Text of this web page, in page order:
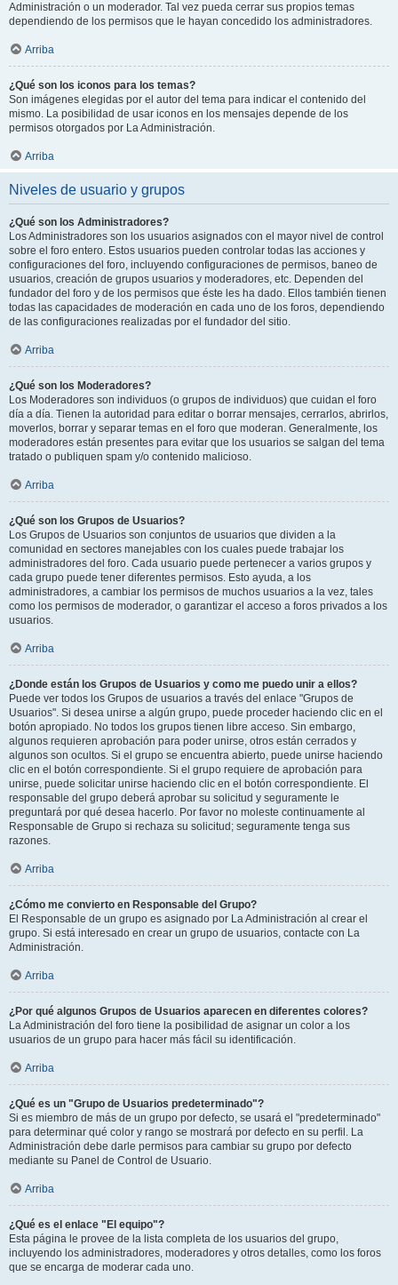
Administración o un moderador. Tal vez pueda cerrar sus propios temas
dependiendo de los permisos que le hayan concedido los administradores.
Arriba
¿Qué son los iconos para los temas?
Son imágenes elegidas por el autor del tema para indicar el contenido del
mismo. La posibilidad de usar iconos en los mensajes depende de los
permisos otorgados por La Administración.
Arriba
Niveles de usuario y grupos
¿Qué son los Administradores?
Los Administradores son los usuarios asignados con el mayor nivel de control
sobre el foro entero. Estos usuarios pueden controlar todas las acciones y
configuraciones del foro, incluyendo configuraciones de permisos, baneo de
usuarios, creación de grupos usuarios y moderadores, etc. Dependen del
fundador del foro y de los permisos que éste les ha dado. Ellos también tienen
todas las capacidades de moderación en cada uno de los foros, dependiendo
de las configuraciones realizadas por el fundador del sitio.
Arriba
¿Qué son los Moderadores?
Los Moderadores son individuos (o grupos de individuos) que cuidan el foro
día a día. Tienen la autoridad para editar o borrar mensajes, cerrarlos, abrirlos,
moverlos, borrar y separar temas en el foro que moderan. Generalmente, los
moderadores están presentes para evitar que los usuarios se salgan del tema
tratado o publiquen spam y/o contenido malicioso.
Arriba
¿Qué son los Grupos de Usuarios?
Los Grupos de Usuarios son conjuntos de usuarios que dividen a la
comunidad en sectores manejables con los cuales puede trabajar los
administradores del foro. Cada usuario puede pertenecer a varios grupos y
cada grupo puede tener diferentes permisos. Esto ayuda, a los
administradores, a cambiar los permisos de muchos usuarios a la vez, tales
como los permisos de moderador, o garantizar el acceso a foros privados a los
usuarios.
Arriba
¿Donde están los Grupos de Usuarios y como me puedo unir a ellos?
Puede ver todos los Grupos de usuarios a través del enlace "Grupos de
Usuarios". Si desea unirse a algún grupo, puede proceder haciendo clic en el
botón apropiado. No todos los grupos tienen libre acceso. Sin embargo,
algunos requieren aprobación para poder unirse, otros están cerrados y
algunos son ocultos. Si el grupo se encuentra abierto, puede unirse haciendo
clic en el botón correspondiente. Si el grupo requiere de aprobación para
unirse, puede solicitar unirse haciendo clic en el botón correspondiente. El
responsable del grupo deberá aprobar su solicitud y seguramente le
preguntará por qué desea hacerlo. Por favor no moleste continuamente al
Responsable de Grupo si rechaza su solicitud; seguramente tenga sus
razones.
Arriba
¿Cómo me convierto en Responsable del Grupo?
El Responsable de un grupo es asignado por La Administración al crear el
grupo. Si está interesado en crear un grupo de usuarios, contacte con La
Administración.
Arriba
¿Por qué algunos Grupos de Usuarios aparecen en diferentes colores?
La Administración del foro tiene la posibilidad de asignar un color a los
usuarios de un grupo para hacer más fácil su identificación.
Arriba
¿Qué es un "Grupo de Usuarios predeterminado"?
Si es miembro de más de un grupo por defecto, se usará el "predeterminado"
para determinar qué color y rango se mostrará por defecto en su perfil. La
Administración debe darle permisos para cambiar su grupo por defecto
mediante su Panel de Control de Usuario.
Arriba
¿Qué es el enlace "El equipo"?
Esta página le provee de la lista completa de los usuarios del grupo,
incluyendo los administradores, moderadores y otros detalles, como los foros
que se encarga de moderar cada uno.